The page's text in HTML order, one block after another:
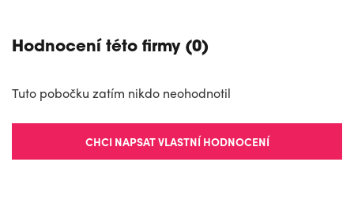
Hodnocení této firmy (0)
Tuto pobočku zatím nikdo neohodnotil
CHCI NAPSAT VLASTNÍ HODNOCENÍ